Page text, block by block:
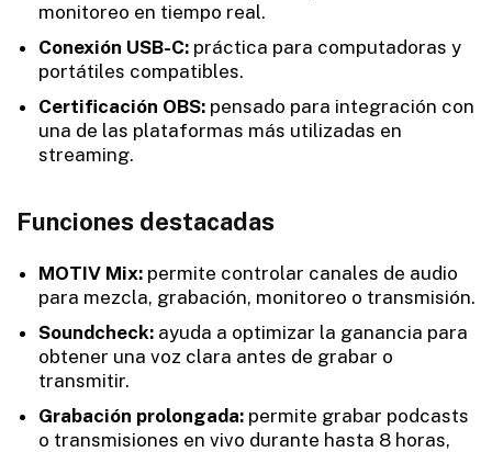
monitoreo en tiempo real.
Conexión USB-C: práctica para computadoras y
portátiles compatibles.
Certificación OBS: pensado para integración con
una de las plataformas más utilizadas en
streaming.
Funciones destacadas
MOTIV Mix: permite controlar canales de audio
para mezcla, grabación, monitoreo o transmisión.
Soundcheck: ayuda a optimizar la ganancia para
obtener una voz clara antes de grabar o
transmitir.
Grabación prolongada: permite grabar podcasts
o transmisiones en vivo durante hasta 8 horas,